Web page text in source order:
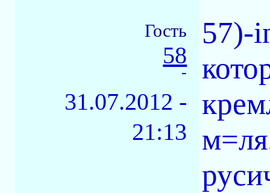
Гость
58
-
31.07.2012 -
21:13
57)-